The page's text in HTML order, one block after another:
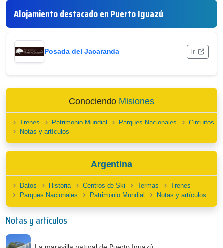
Alojamiento destacado en Puerto Iguazú
Posada del Jacaranda ir
Conociendo Misiones
Trenes Patrimonio Mundial Parques Nacionales
Circuitos
Notas y artículos
Argentina
Datos Historia Centros de Ski Termas
Trenes
Parques Nacionales
Patrimonio Mundial Notas y artículos
Notas y artículos
La maravilla natural de Puerto Iguazú